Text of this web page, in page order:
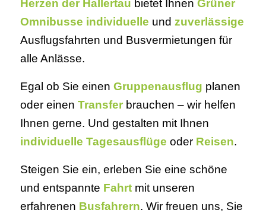
Herzen der Hallertau bietet Ihnen Grüner
Omnibusse individuelle und zuverlässige
Ausflugsfahrten und Busvermietungen für
alle Anlässe.
Egal ob Sie einen Gruppenausflug planen
oder einen Transfer brauchen – wir helfen
Ihnen gerne. Und gestalten mit Ihnen
individuelle Tagesausflüge oder Reisen.
Steigen Sie ein, erleben Sie eine schöne
und entspannte Fahrtmit unseren
erfahrenen Busfahrern. Wir freuen uns, Sie